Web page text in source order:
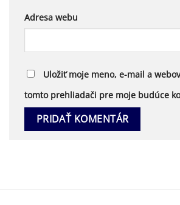
Adresa webu
Uložiť moje meno, e-mail a
tomto prehliadači pre moje budúce